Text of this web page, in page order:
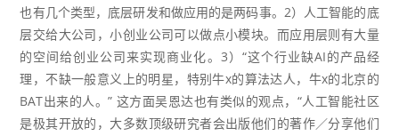
也有几个类型，底层研发和做应用的是两码事。2）人工智能的底
层交给大公司，小创业公司可以做点小模块。而应用层则有大量
的空间给创业公司来实现商业化。3）“这个行业缺AI的产品经
理，不缺一般意义上的明星，特别牛x的算法达人，牛x的北京的
BAT出来的人。” 这方面吴恩达也有类似的观点，“人工智能社区
是极其开放的，大多数顶级研究者会出版他们的著作／分享他们